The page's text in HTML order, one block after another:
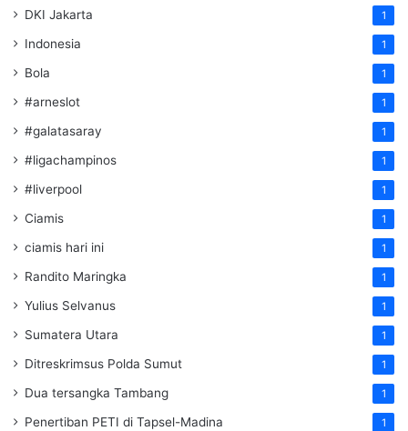
DKI Jakarta 1
Indonesia 1
Bola 1
#arneslot 1
#galatasaray 1
#ligachampinos 1
#liverpool 1
Ciamis 1
ciamis hari ini 1
Randito Maringka 1
Yulius Selvanus 1
Sumatera Utara 1
Ditreskrimsus Polda Sumut 1
Dua tersangka Tambang 1
Penertiban PETI di Tapsel-Madina 1